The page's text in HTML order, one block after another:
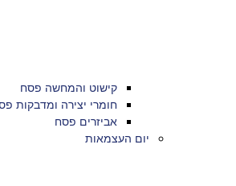
קישוט והמחשה פסח
חומרי יצירה ומדבקות פסח
אביזרים פסח
יום העצמאות